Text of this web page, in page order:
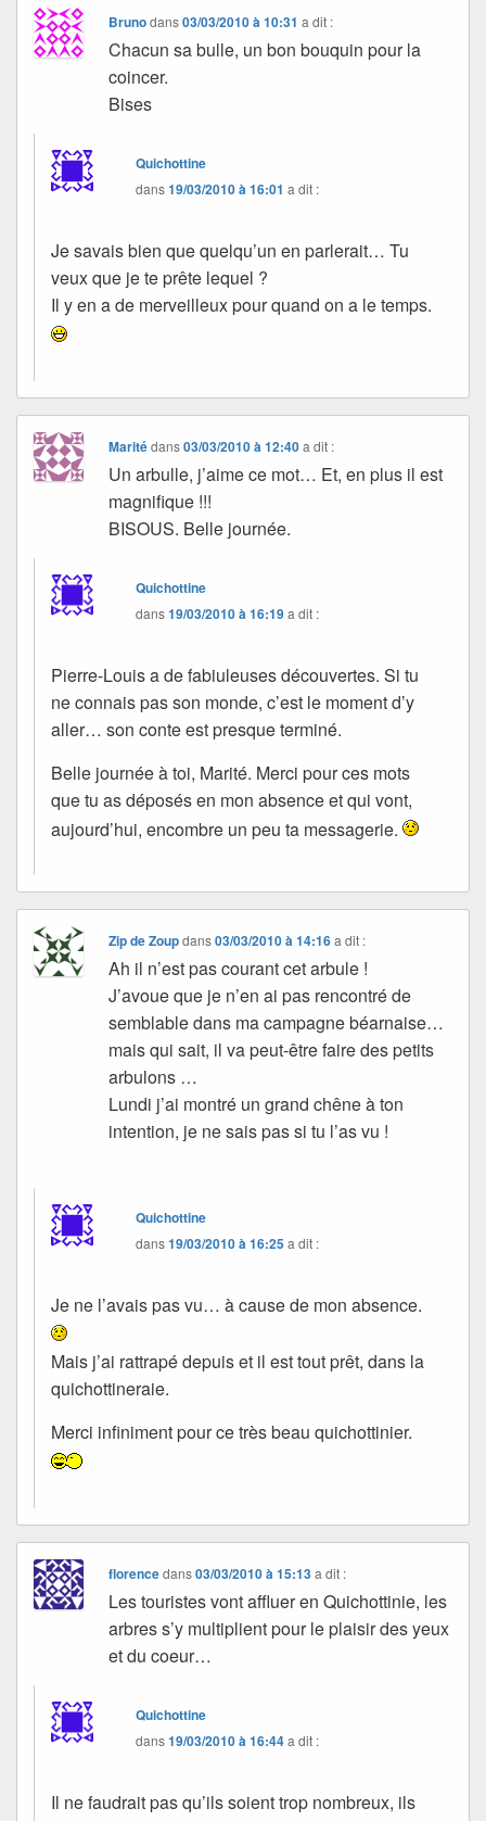
Brunodans03/03/2010 à 10:31 a dit :
Chacun sa bulle, un bon bouquin pour la
coincer.
Bises
Quichottine
dans19/03/2010 à 16:01 a dit :
Je savais bien que quelqu’un en parlerait… Tu
veux que je te prête lequel ?
Il y en a de merveilleux pour quand on a le temps.
Maritédans03/03/2010 à 12:40 a dit :
Un arbulle, j’aime ce mot… Et, en plus il est
magnifique !!!
BISOUS. Belle journée.
Quichottine
dans19/03/2010 à 16:19a dit :
Pierre-Louis a de fabiuleuses découvertes. Si tu
ne connais pas son monde, c’est le moment d’y
aller… son conte est presque terminé.
Belle journée à toi, Marité. Merci pour ces mots
que tu as déposés en mon absence et qui vont,
aujourd’hui, encombre un peu ta messagerie.
Zip de Zoupdans03/03/2010 à 14:16 a dit :
Ah il n’est pas courant cet arbule !
J’avoue que je n’en ai pas rencontré de
semblable dans ma campagne béarnaise…
mais qui sait, il va peut-être faire des petits
arbulons …
Lundi j’ai montré un grand chêne à ton
intention, je ne sais pas si tu l’as vu !
Quichottine
dans19/03/2010 à 16:25a dit :
Je ne l’avais pas vu… à cause de mon absence.
Mais j’ai rattrapé depuis et il est tout prêt, dans la
quichottineraie.
Merci infiniment pour ce très beau quichottinier.
florencedans03/03/2010 à 15:13 a dit :
Les touristes vont affluer en Quichottinie, les
arbres s’y multiplient pour le plaisir des yeux
et du coeur…
Quichottine
dans19/03/2010 à 16:44a dit :
Il ne faudrait pas qu’ils soient trop nombreux, ils